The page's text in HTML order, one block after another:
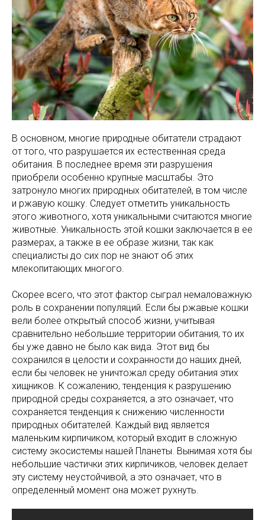
В основном, многие природные обитатели страдают
от того, что разрушается их естественная среда
обитания. В последнее время эти разрушения
приобрели особенно крупные масштабы. Это
затронуло многих природных обитателей, в том числе
и ржавую кошку. Следует отметить уникальность
этого животного, хотя уникальными считаются многие
животные. Уникальность этой кошки заключается в ее
размерах, а также в ее образе жизни, так как
специалисты до сих пор не знают об этих
млекопитающих многого.
Скорее всего, что этот фактор сыграл немаловажную
роль в сохранении популяций. Если бы ржавые кошки
вели более открытый способ жизни, учитывая
сравнительно небольшие территории обитания, то их
бы уже давно не было как вида. Этот вид бы
сохранился в целости и сохранности до наших дней,
если бы человек не уничтожал среду обитания этих
хищников. К сожалению, тенденция к разрушению
природной среды сохраняется, а это означает, что
сохраняется тенденция к снижению численности
природных обитателей. Каждый вид является
маленьким кирпичиком, который входит в сложную
систему экосистемы нашей Планеты. Вынимая хотя бы
небольшие частички этих кирпичиков, человек делает
эту систему неустойчивой, а это означает, что в
определенный момент она может рухнуть.